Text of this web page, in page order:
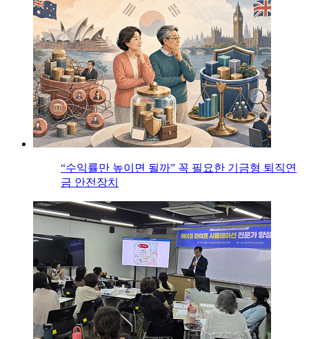
“수익률만 높이면 될까” 꼭 필요한 기금형 퇴직연
금 안전장치